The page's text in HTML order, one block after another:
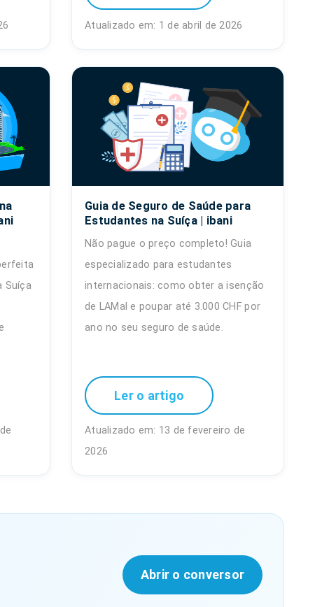
Atualizado em: 1 de abril de 2026
Suíça
Guia de Seguro de Saúde para
Estudantes na Suíça | ibani
Não pague o preço completo! Guia
especializado para estudantes
internacionais: como obter a isenção
de LAMal e poupar até 3.000 CHF por
ano no seu seguro de saúde.
Ler o artigo
Atualizado em: 13 de fevereiro de
2026
Abrir o conversor